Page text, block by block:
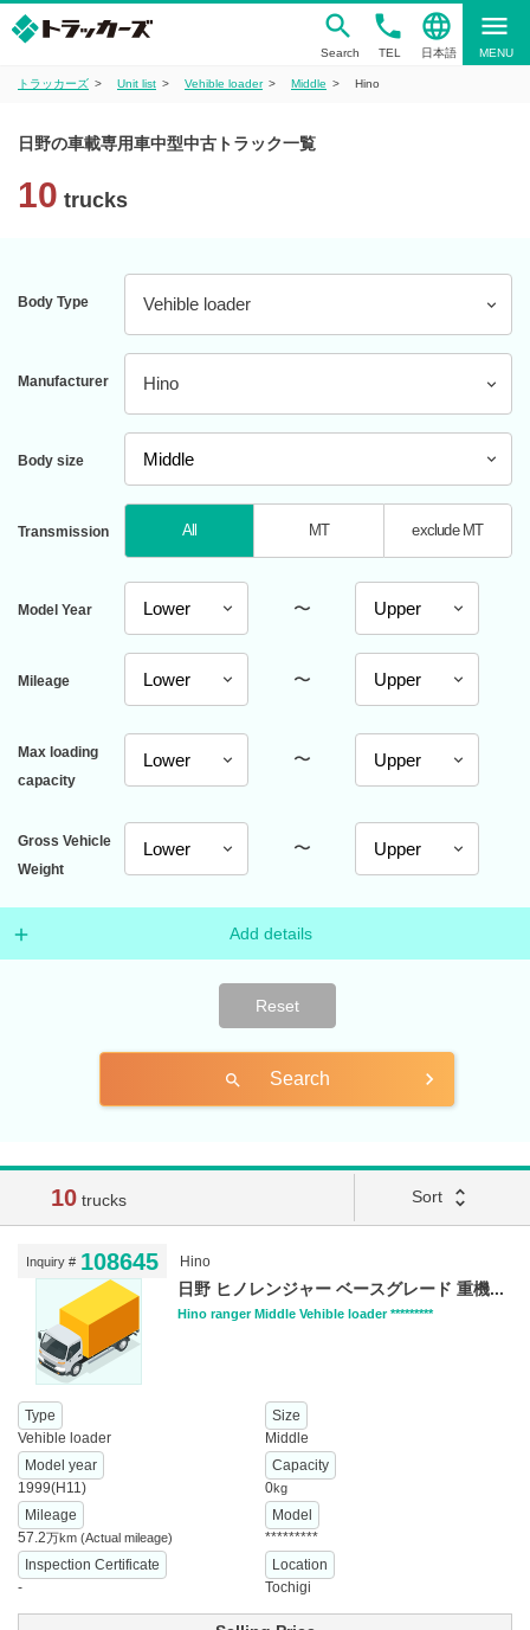
Search
phone
TEL
language
日本語
menu
MENU
トラッカーズ Unit list Vehible loader Middle Hino
日野の車載専用車中型中古トラック一覧
10 trucks
Body Type Vehible loader
Manufacturer Hino
Body size
Transmission All MT exclude MT
Model Year 〜
Mileage 〜
Max loading
capacity
〜
Gross Vehicle
Weight
〜
Add details
Reset
search Search
10trucks Sort unfold_more
Inquiry # 108645 Hino
日野 ヒノレンジャー ベースグレード 重機...
Hino ranger Middle Vehible loader *********
Type
Vehible loader
Size
Middle
Model year
1999(H11)
Capacity
0kg
Mileage
57.2万km (Actual mileage)
Model
*********
Inspection Certificate
-
Location
Tochigi